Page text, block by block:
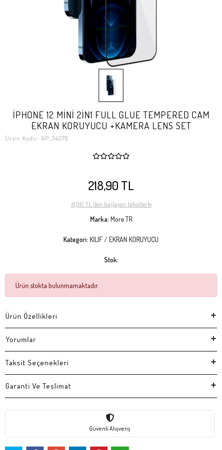
İPHONE 12 MİNİ 2İN1 FULL GLUE TEMPERED CAM
EKRAN KORUYUCU +KAMERA LENS SET
Ürün Kodu: AP_34278
218,90 TL
41,96 TL 'den başlayan taksitlerle
Marka: More TR
Kategori: KILIF / EKRAN KORUYUCU
Stok:
Ürün stokta bulunmamaktadır.
Ürün Özellikleri
Yorumlar
Taksit Seçenekleri
Garanti Ve Teslimat
Güvenli Alışveriş